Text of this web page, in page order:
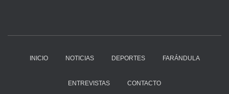
INICIO NOTICIAS DEPORTES FARÁNDULA
ENTREVISTAS CONTACTO